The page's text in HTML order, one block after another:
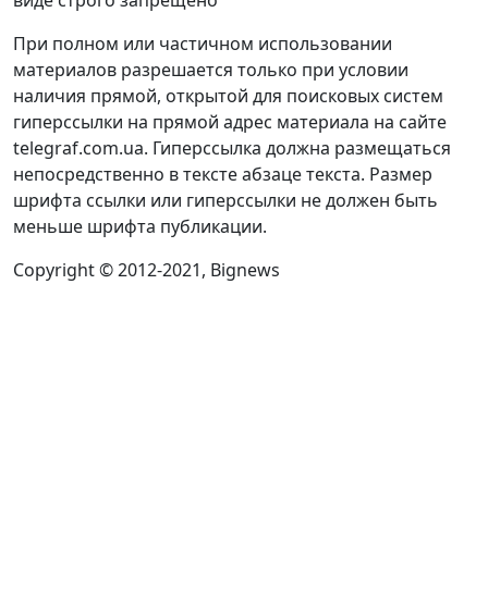
При полном или частичном использовании
материалов разрешается только при условии
наличия прямой, открытой для поисковых систем
гиперссылки на прямой адрес материала на сайте
telegraf.com.ua. Гиперссылка должна размещаться
непосредственно в тексте абзаце текста. Размер
шрифта ссылки или гиперссылки не должен быть
меньше шрифта публикации.
Copyright © 2012-2021, Bignews